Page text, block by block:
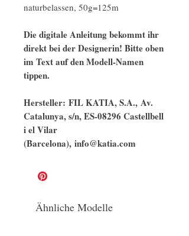
naturbelassen, 50g=125m
Die digitale Anleitung bekommt ihr
direkt bei der Designerin! Bitte oben
im Text auf den Modell-Namen
tippen.
Hersteller: FIL KATIA, S.A., Av.
Catalunya, s/n, ES-08296 Castellbell
i el Vilar
(Barcelona), info@katia.com​​​​​​​
Ähnliche Modelle